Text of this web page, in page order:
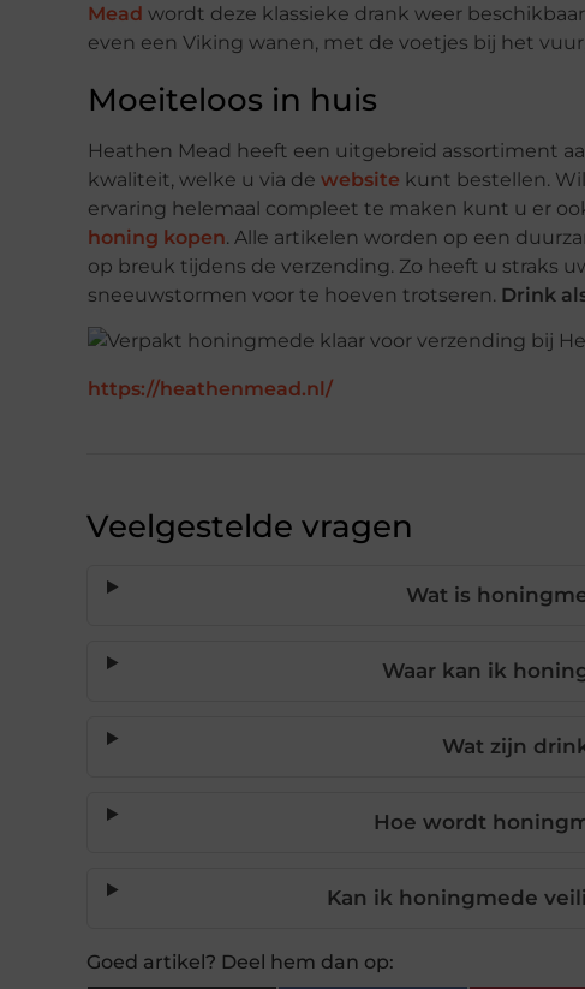
Mead wordt deze klassieke drank weer
even een Viking wanen, met de voetjes bij het
Moeiteloos in huis
Heathen Mead heeft een uitgebreid assortiment
kwaliteit, welke u via de website kunt bestellen.
ervaring helemaal compleet te maken kunt u er
honing kopen. Alle artikelen worden op een
op breuk tijdens de verzending. Zo heeft u straks
sneeuwstormen voor te hoeven trotseren. Drink
https://heathenmead.nl/
Veelgestelde vragen
Wat is
Waar kan ik
Wat zijn
Hoe wordt
Kan ik honingmede
Goed artikel? Deel hem dan op: